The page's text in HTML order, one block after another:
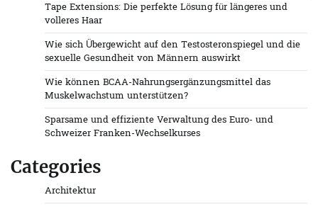
Tape Extensions: Die perfekte Lösung für längeres und
volleres Haar
Wie sich Übergewicht auf den Testosteronspiegel und die
sexuelle Gesundheit von Männern auswirkt
Wie können BCAA-Nahrungsergänzungsmittel das
Muskelwachstum unterstützen?
Sparsame und effiziente Verwaltung des Euro- und
Schweizer Franken-Wechselkurses
Categories
Architektur